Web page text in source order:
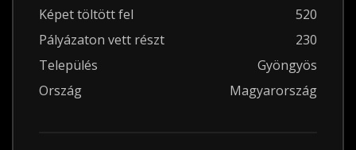
Képet töltött fel
520
Pályázaton vett részt
230
Település
Gyöngyös
Ország
Magyarország